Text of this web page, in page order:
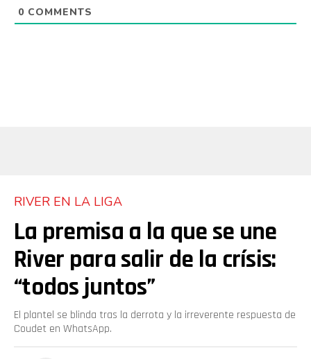
0 COMMENTS
RIVER EN LA LIGA
La premisa a la que se une
River para salir de la crísis:
“todos juntos”
El plantel se blinda tras la derrota y la irreverente respuesta de
Coudet en WhatsApp.